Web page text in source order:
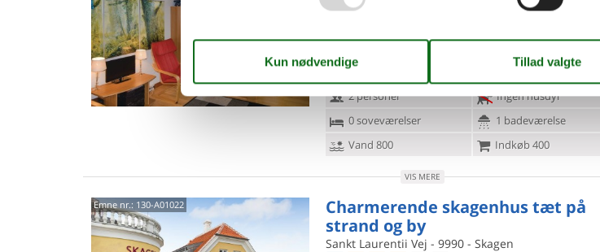
Doggerbanke - 9990 - Skagen
I et pænt villakvarter i området mellem Skagen og Gamle
Skagen ligger denne
praktisk indrettede og indbydende
2 personer
Ingen husdyr
0 soveværelser
1 badeværelse
Vand 800
Indkøb 400
VIS MERE
Emne nr.: 130-A01022
Charmerende skagenhus tæt på
strand og by
Sankt Laurentii Vej - 9990 - Skagen